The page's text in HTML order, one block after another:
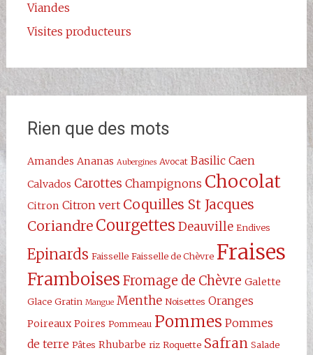
Viandes
Visites producteurs
Rien que des mots
Amandes Ananas Aubergines Avocat Basilic Caen
Calvados Carottes Champignons Chocolat
Citron Citron vert Coquilles St Jacques
Coriandre Courgettes Deauville Endives
Epinards Faisselle Faisselle de Chèvre Fraises
Framboises Fromage de Chèvre Galette
Glace Gratin Mangue Menthe Noisettes Oranges
Poireaux Poires Pommeau Pommes Pommes
de terre Pâtes Rhubarbe riz Roquette Safran Salade